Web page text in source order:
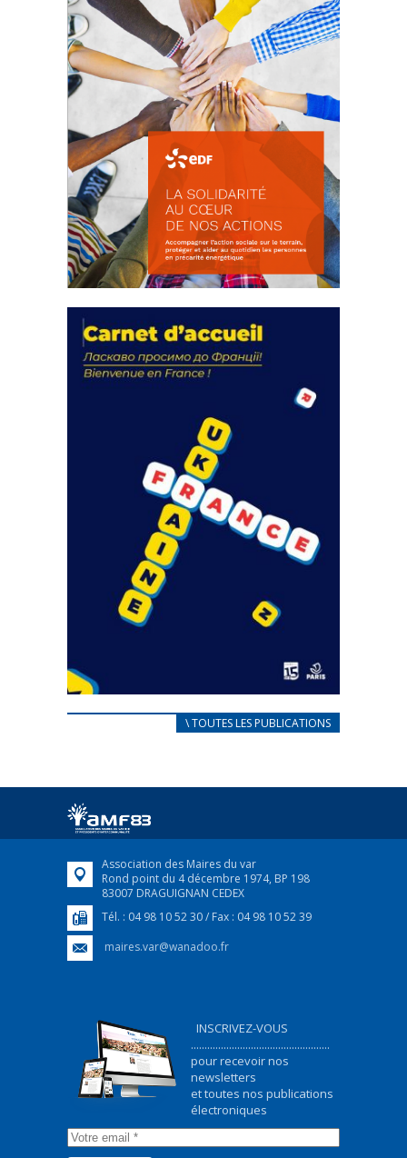
actions
18 septembre 2023
FEUILLETER
CARNET D’ACCUEIL
Afin d’accompagner au mieux les réfugiés
FEUILLETER
\ TOUTES LES PUBLICATIONS
Association des Maires du var
Rond point du 4 décembre 1974, BP 198
83007 DRAGUIGNAN CEDEX
Tél. : 04 98 10 52 30 / Fax : 04 98 10 52 39
maires.var@wanadoo.fr
INSCRIVEZ-VOUS
...................................................
pour recevoir nos
newsletters
et toutes nos publications
électroniques